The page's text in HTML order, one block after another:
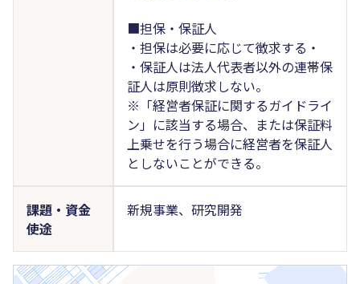
■担保・保証人
・担保は必要に応じて徴求する・
・保証人は法人代表者以外の連帯保
証人は原則徴求しない。
※「経営者保証に関するガイドライ
ン」に該当する場合、または保証料
上乗せを行う場合に経営者を保証人
としないことができる。
課題・資金
使途
新規事業、研究開発